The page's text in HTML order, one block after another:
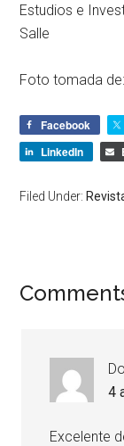
Estudios e
Salle
Foto tomada
Facebook
LinkedIn
Filed Under:
4
Excelente